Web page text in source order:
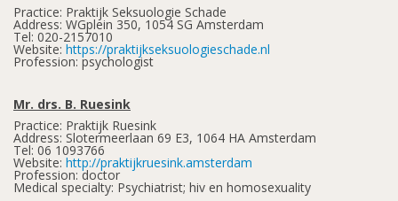
Practice: Praktijk Seksuologie Schade
Address: WGplein 350, 1054 SG Amsterdam
Tel: 020-2157010
Website: https://praktijkseksuologieschade.nl
Profession: psychologist
Mr. drs. B. Ruesink
Practice: Praktijk Ruesink
Address: Slotermeerlaan 69 E3, 1064 HA Amsterdam
Tel: 06 1093766
Website: http://praktijkruesink.amsterdam
Profession: doctor
Medical specialty: Psychiatrist; hiv en homosexuality